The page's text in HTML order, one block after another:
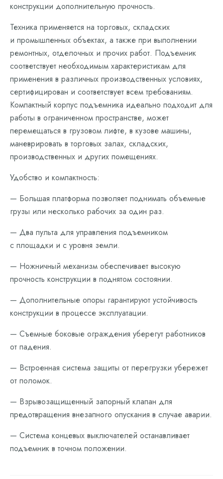
конструкции дополнительную прочность.
Техника применяется на торговых, складских
и промышленных объектах, а также при выполнении
ремонтных, отделочных и прочих работ. Подъемник
соответствует необходимым характеристикам для
применения в различных производственных условиях,
сертифицирован и соответствует всем требованиям.
Компактный корпус подъемника идеально подходит для
работы в ограниченном пространстве, может
перемещаться в грузовом лифте, в кузове машины,
маневрировать в торговых залах, складских,
производственных и других помещениях.
Удобство и компактность:
— Большая платформа позволяет поднимать объемные
грузы или несколько рабочих за один раз.
— Два пульта для управления подъемником
с площадки и с уровня земли.
— Ножничный механизм обеспечивает высокую
прочность конструкции в поднятом состоянии.
— Дополнительные опоры гарантируют устойчивость
конструкции в процессе эксплуатации.
— Съемные боковые ограждения уберегут работников
от падения.
— Встроенная система защиты от перегрузки убережет
от поломок.
— Взрывозащищенный запорный клапан для
предотвращения внезапного опускания в случае аварии.
— Система концевых выключателей останавливает
подъемник в точном положении.